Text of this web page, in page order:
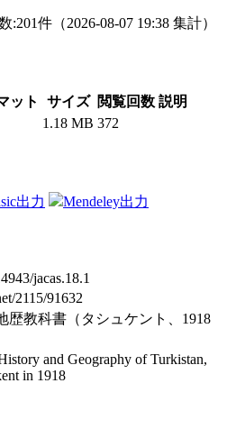
:201件 （2026-08-07 19:38 集計）
ット サイズ 閲覧回数 説明
1.18 MB 372
出力 Mendeley出力
jacas.18.1
2115/91632
歴教科書（タシュケント、1918
and Geography of Turkistan,
in 1918